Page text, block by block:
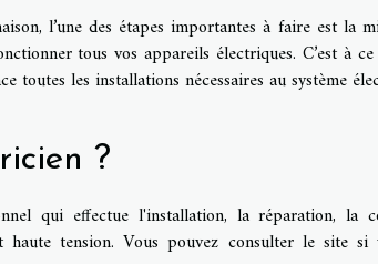
l’une des étapes importantes à faire est la
tous vos appareils électriques. C’est à
toutes les installations nécessaires au système
?
qui effectue l'installation, la réparation, la
haute tension. Vous pouvez consulter le site